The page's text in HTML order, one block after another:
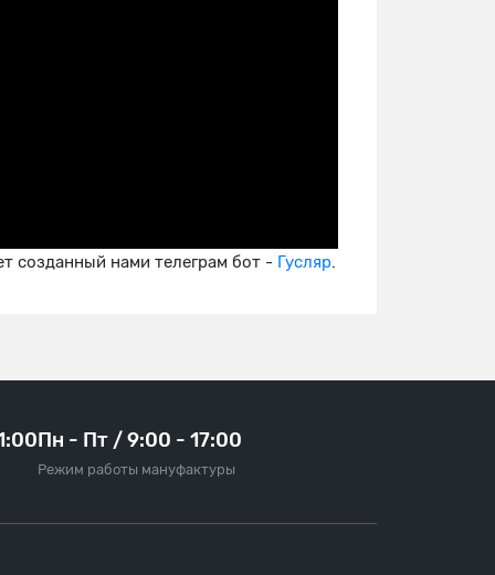
созданный нами телеграм бот - Гусляр.
Пн - Пт / 9:00 - 17:00
Режим работы мануфактуры